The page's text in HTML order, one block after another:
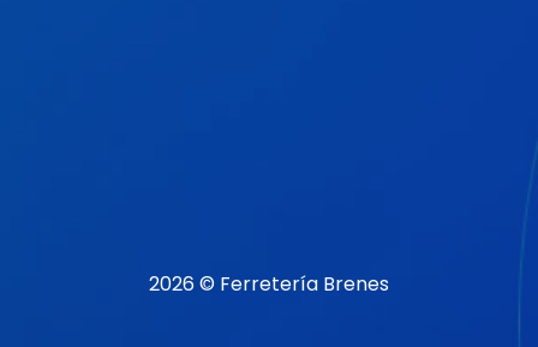
2026 © Ferretería Brenes